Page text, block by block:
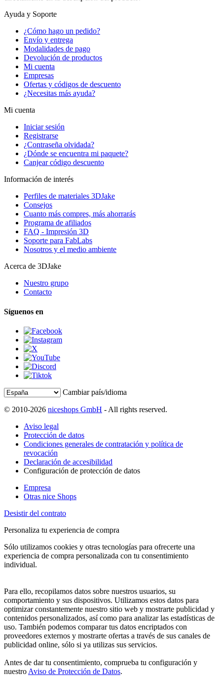
Ayuda y Soporte
¿Cómo hago un pedido?
Envío y entrega
Modalidades de pago
Devolución de productos
Mi cuenta
Empresas
Ofertas y códigos de descuento
¿Necesitas más ayuda?
Mi cuenta
Iniciar sesión
Registrarse
¿Contraseña olvidada?
¿Dónde se encuentra mi paquete?
Canjear código descuento
Información de interés
Perfiles de materiales 3DJake
Consejos
Cuanto más compres, más ahorrarás
Programa de afiliados
FAQ - Impresión 3D
Soporte para FabLabs
Nosotros y el medio ambiente
Acerca de 3DJake
Nuestro grupo
Contacto
Síguenos en
Cambiar país/idioma
© 2010-2026 niceshops GmbH - All rights reserved.
Aviso legal
Protección de datos
Condiciones generales de contratación y política de
revocación
Declaración de accesibilidad
Configuración de protección de datos
Empresa
Otras nice Shops
Desistir del contrato
Personaliza tu experiencia de compra
Sólo utilizamos cookies y otras tecnologías para ofrecerte una
experiencia de compra personalizada con tu consentimiento
individual.
Para ello, recopilamos datos sobre nuestros usuarios, su
comportamiento y sus dispositivos. Utilizamos estos datos para
optimizar constantemente nuestro sitio web y mostrarte publicidad y
contenidos personalizados, así como para analizar las estadísticas de
uso. También podemos comparar tus datos encriptados con
proveedores externos y mostrarte ofertas a través de sus canales de
publicidad online, sólo si ya utilizas sus servicios.
Antes de dar tu consentimiento, comprueba tu configuración y
nuestro Aviso de Protección de Datos.